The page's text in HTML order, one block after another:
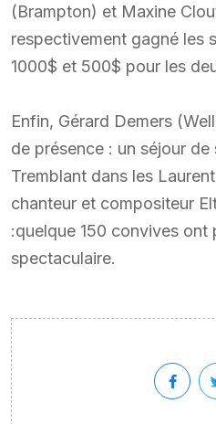
(Brampton) et Maxine
respectivement gagné les
1000$ et 500$ pour les
Enfin, Gérard Demers
de présence : un séjour
Tremblant dans les
chanteur et compositeur
:quelque 150 convives ont
spectaculaire.